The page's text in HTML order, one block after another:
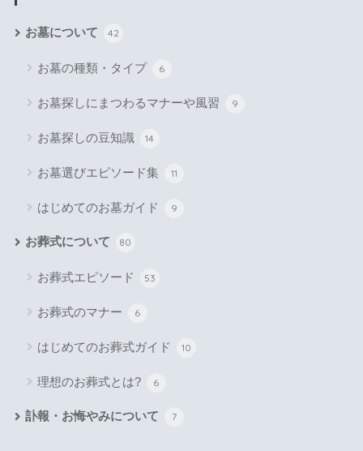
お墓について 42
お墓の種類・タイプ 6
お墓探しにまつわるマナーや風習 9
お墓探しの豆知識 14
お墓選びエピソード集 11
はじめてのお墓ガイド 9
お葬式について 80
お葬式エピソード 53
お葬式のマナー 6
はじめてのお葬式ガイド 10
理想のお葬式とは? 6
訃報・お悔やみについて 7